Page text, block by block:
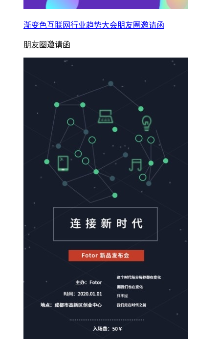
渐变色互联网行业趋势大会朋友圈邀请函
朋友圈邀请函